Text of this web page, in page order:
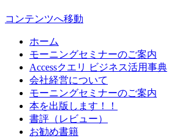
コンテンツへ移動
ホーム
モーニングセミナーのご案内
Accessクエリ ビジネス活用事典
会社経営について
モーニングセミナーのご案内
本を出版します！！
書評（レビュー）
お勧め書籍